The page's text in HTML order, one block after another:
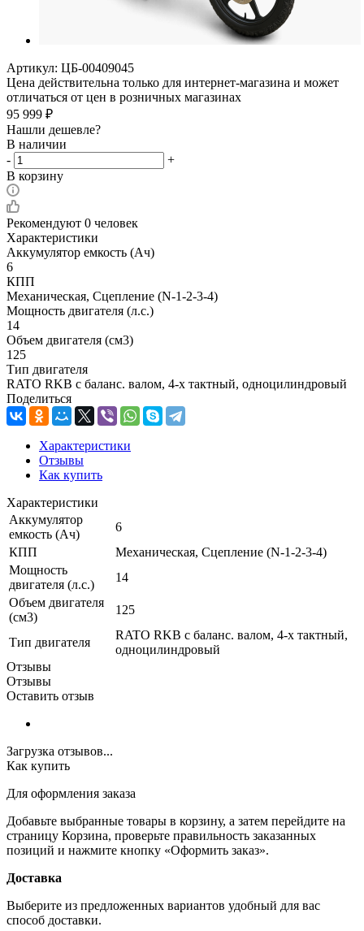
Артикул: ЦБ-00409045
Цена действительна только для интернет-магазина и может
отличаться от цен в розничных магазинах
95 999 ₽
Нашли дешевле?
В наличии
-
+
В корзину
Рекомендуют 0 человек
Характеристики
Аккумулятор емкость (Ач)
6
КПП
Механическая, Сцепление (N-1-2-3-4)
Мощность двигателя (л.с.)
14
Объем двигателя (см3)
125
Тип двигателя
RATO RKB с баланс. валом, 4-х тактный, одноцилиндровый
Поделиться
Характеристики
Отзывы
Как купить
Характеристики
Аккумулятор
емкость (Ач)
6
КПП
Механическая, Сцепление (N-1-2-3-4)
Мощность
двигателя (л.с.)
14
Объем двигателя
(см3)
125
Тип двигателя
RATO RKB с баланс. валом, 4-х тактный,
одноцилиндровый
Отзывы
Отзывы
Оставить отзыв
Загрузка отзывов...
Как купить
Для оформления заказа
Добавьте выбранные товары в корзину, а затем перейдите на
страницу Корзина, проверьте правильность заказанных
позиций и нажмите кнопку «Оформить заказ».
Доставка
Выберите из предложенных вариантов удобный для вас
способ доставки.